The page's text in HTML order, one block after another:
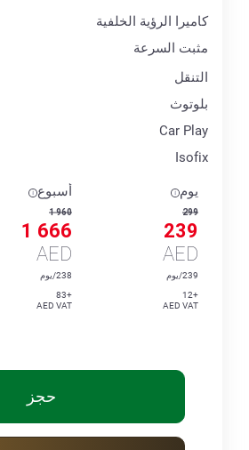
كاميرا الرؤية الخلفية
مثبت السرعة
التنقل
بلوتوث
Car Play
Isofix
يوم
299
239
AED
239/يوم
+12
AED VAT
أسبوع
1 960
1 666
AED
238/يوم
+83
AED VAT
حجز